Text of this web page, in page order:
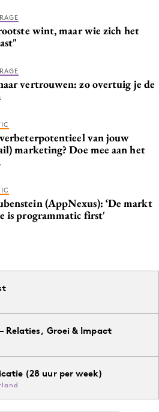
wint, maar wie zich het
vertrouwen: zo overtuig je de
van jouw
marketing? Doe mee aan het
(AppNexus): ‘De markt
is programmatic first'
Relaties, Groei & Impact
(28 uur per week)